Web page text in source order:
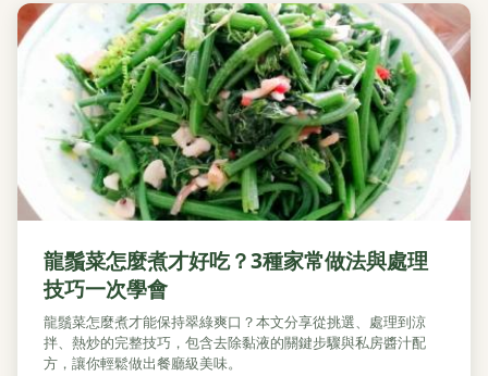
龍鬚菜怎麼煮才好吃？3種家常做法與處理
技巧一次學會
龍鬚菜怎麼煮才能保持翠綠爽口？本文分享從挑選、處理到涼
拌、熱炒的完整技巧，包含去除黏液的關鍵步驟與私房醬汁配
方，讓你輕鬆做出餐廳級美味。